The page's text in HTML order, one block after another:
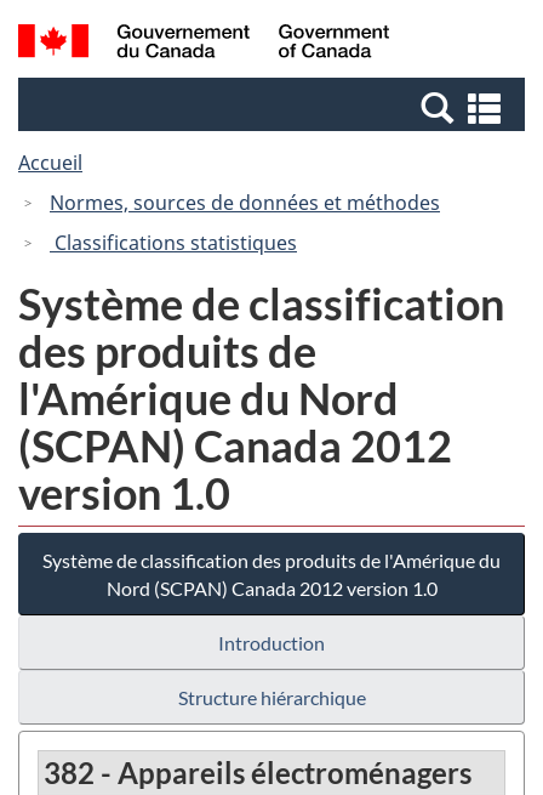
Passer
au
Passer
à
Canada
Recherche
et
et
Accueil
Normes, sources de données et méthodes
Classifications statistiques
Système de classification
des produits de
l'Amérique du Nord
(SCPAN) Canada 2012
version 1.0
Système de classification des produits de l'Amérique du
Nord (SCPAN) Canada 2012 version 1.0
Introduction
Structure hiérarchique
382 - Appareils électroménagers